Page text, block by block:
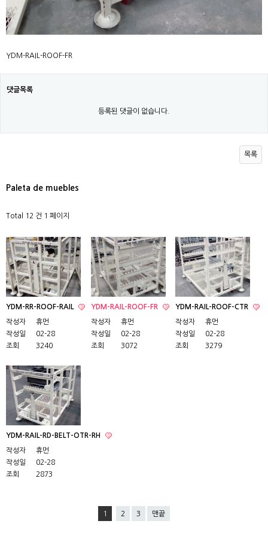
YDM-RAIL-ROOF-FR
댓글목록
등록된 댓글이 없습니다.
목록
Paleta de muebles
Total 12 건 1 페이지
YDM-RR-ROOF-RAIL
작성자
휴먼
작성일
02-28
조회
3240
YDM-RAIL-ROOF-FR
작성자
휴먼
작성일
02-28
조회
3072
YDM-RAIL-ROOF-CTR
작성자
휴먼
작성일
02-28
조회
3279
YDM-RAIL-RD-BELT-OTR-RH
작성자
휴먼
작성일
02-28
조회
2873
1 2 3 맨끝